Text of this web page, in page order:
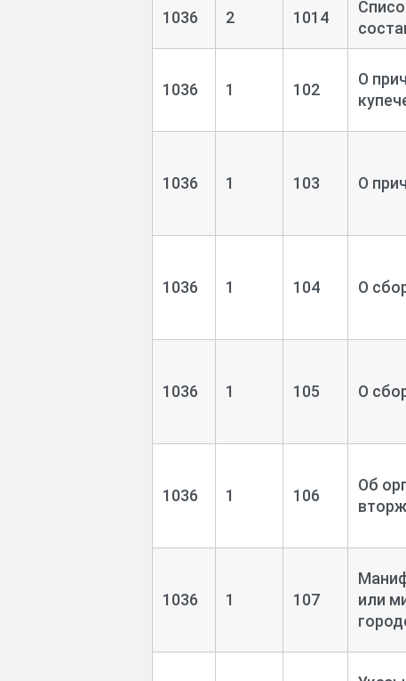
1036 2 1014
1036 1 102
О
1036 1 103 О
1036 1 104 О
1036 1 105 О
1036 1 106
Об
1036 1 107
или